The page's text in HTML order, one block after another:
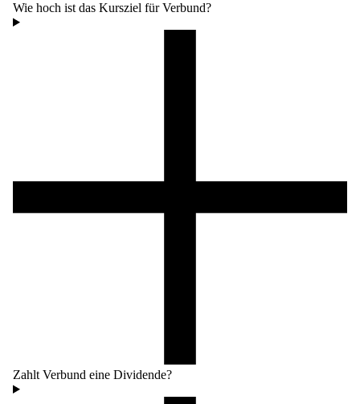
Wie hoch ist das Kursziel für Verbund?
Zahlt Verbund eine Dividende?